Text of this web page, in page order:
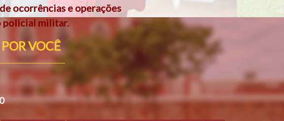
ocorrências e operações
policial militar.
VOCÊ